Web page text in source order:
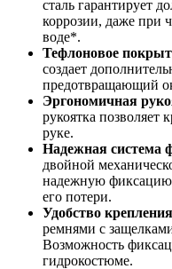
сталь гарантирует
коррозии, даже при
воде*.
Тефлоновое
создает
предотвращающий
Эргономичная
рукоятка позволяет
руке.
Надежная система
двойной
надежную
его потери.
Удобство крепления
ремнями с
Возможность
гидрокостюме.